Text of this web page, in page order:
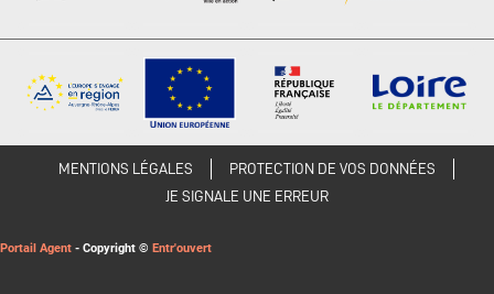
MENTIONS LÉGALES
PROTECTION DE VOS DONNÉES
JE SIGNALE UNE ERREUR
Portail Agent - Copyright © Entr'ouvert